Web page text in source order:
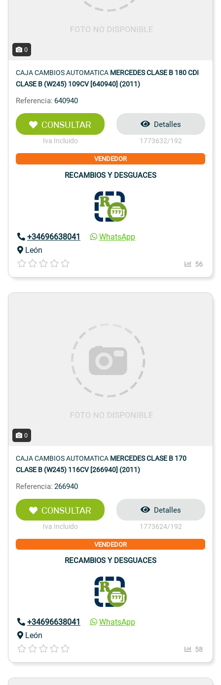
0
CAJA CAMBIOS AUTOMATICA MERCEDES CLASE B 180 CDI
CLASE B (W245) 109CV [640940] (2011)
Referencia: 640940
CONSULTAR
Iva Incluido
Detalles
1773632/192
VENDEDOR
RECAMBIOS Y DESGUACES
+34696638041
WhatsApp
León
56
0
CAJA CAMBIOS AUTOMATICA MERCEDES CLASE B 170
CLASE B (W245) 116CV [266940] (2011)
Referencia: 266940
CONSULTAR
Iva Incluido
Detalles
1773624/192
VENDEDOR
RECAMBIOS Y DESGUACES
+34696638041
WhatsApp
León
58